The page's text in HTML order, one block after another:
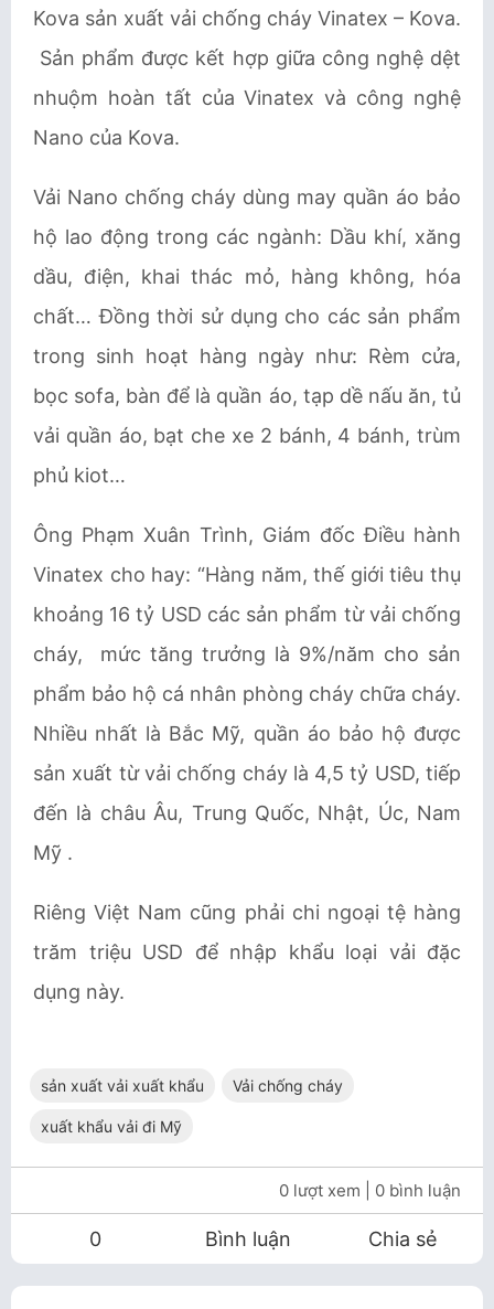
Kova sản xuất vải chống cháy Vinatex – Kova.
Sản phẩm được kết hợp giữa công nghệ dệt
nhuộm hoàn tất của Vinatex và công nghệ
Nano của Kova.
Vải Nano chống cháy dùng may quần áo bảo
hộ lao động trong các ngành: Dầu khí, xăng
dầu, điện, khai thác mỏ, hàng không, hóa
chất… Đồng thời sử dụng cho các sản phẩm
trong sinh hoạt hàng ngày như: Rèm cửa,
bọc sofa, bàn để là quần áo, tạp dề nấu ăn, tủ
vải quần áo, bạt che xe 2 bánh, 4 bánh, trùm
phủ kiot…
Ông Phạm Xuân Trình, Giám đốc Điều hành
Vinatex cho hay: “Hàng năm, thế giới tiêu thụ
khoảng 16 tỷ USD các sản phẩm từ vải chống
cháy, mức tăng trưởng là 9%/năm cho sản
phẩm bảo hộ cá nhân phòng cháy chữa cháy.
Nhiều nhất là Bắc Mỹ, quần áo bảo hộ được
sản xuất từ vải chống cháy là 4,5 tỷ USD, tiếp
đến là châu Âu, Trung Quốc, Nhật, Úc, Nam
Mỹ .
Riêng Việt Nam cũng phải chi ngoại tệ hàng
trăm triệu USD để nhập khẩu loại vải đặc
dụng này.
sản xuất vải xuất khẩu Vải chống cháy
xuất khẩu vải đi Mỹ
0 lượt xem | 0 bình luận
0 Bình luận Chia sẻ